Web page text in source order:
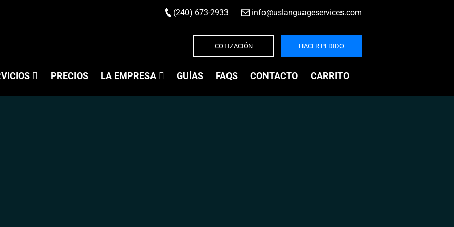
(240) 673-2933 info@uslanguageservices.com
COTIZACIÓN HACER PEDIDO
PRECIOS LA EMPRESA GUÍAS FAQS CONTACTO CARRITO